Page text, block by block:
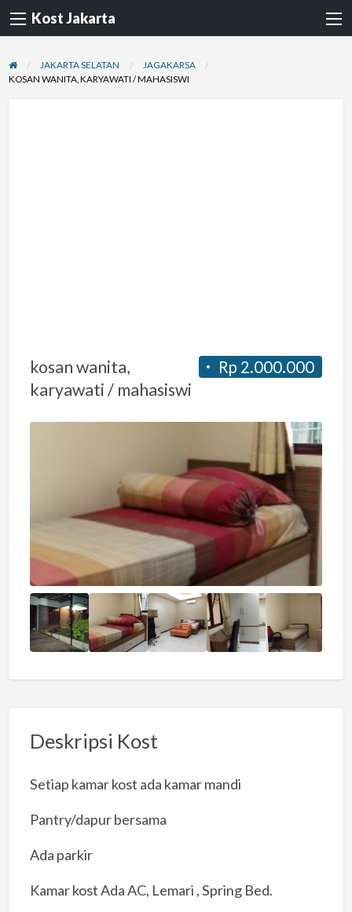
Kost Jakarta
JAKARTA SELATAN
JAGAKARSA
KOSAN WANITA, KARYAWATI / MAHASISWI
Rp 2.000.000
kosan wanita,
karyawati / mahasiswi
Deskripsi Kost
Setiap kamar kost ada kamar mandi
Pantry/dapur bersama
Ada parkir
Kamar kost Ada AC, Lemari , Spring Bed.